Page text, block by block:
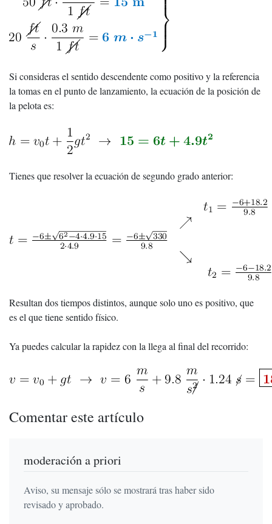
Si consideras el sentido descendente como positivo y la referencia
la tomas en el punto de lanzamiento, la ecuación de la posición de
la pelota es:
Tienes que resolver la ecuación de segundo grado anterior:
Resultan dos tiempos distintos, aunque solo uno es positivo, que
es el que tiene sentido físico.
Ya puedes calcular la rapidez con la llega al final del recorrido:
Comentar este artículo
moderación a priori
Aviso, su mensaje sólo se mostrará tras haber sido
revisado y aprobado.